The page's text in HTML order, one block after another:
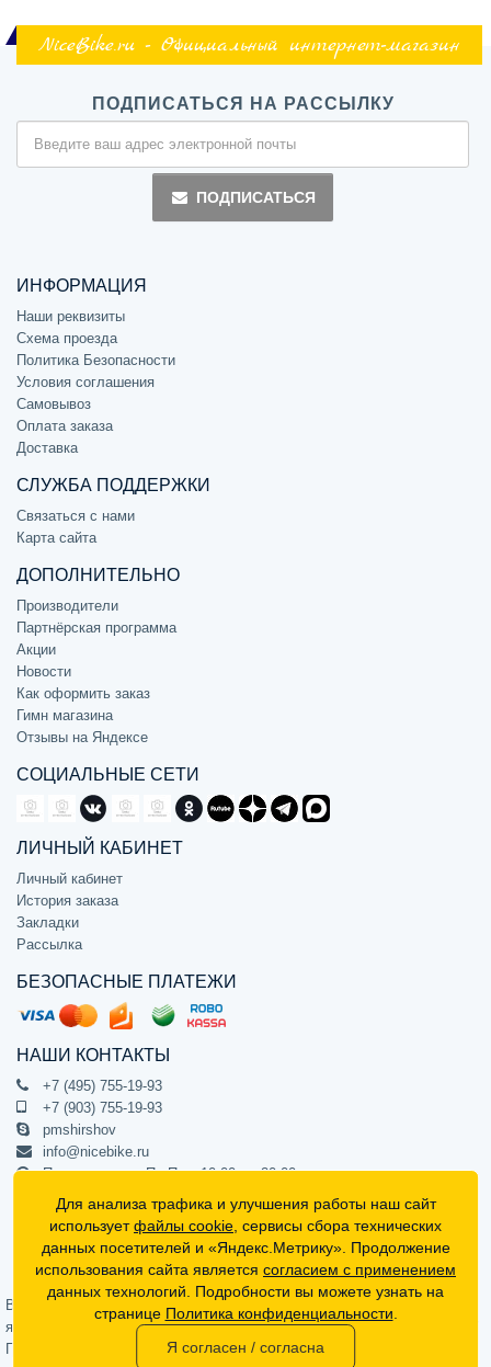
NiceBike.ru - Официальный интернет-магазин
ПОДПИСАТЬСЯ НА РАССЫЛКУ
ПОДПИСАТЬСЯ
ИНФОРМАЦИЯ
Наши реквизиты
Схема проезда
Политика Безопасности
Условия соглашения
Самовывоз
Оплата заказа
Доставка
СЛУЖБА ПОДДЕРЖКИ
Связаться с нами
Карта сайта
ДОПОЛНИТЕЛЬНО
Производители
Партнёрская программа
Акции
Новости
Как оформить заказ
Гимн магазина
Отзывы на Яндексе
СОЦИАЛЬНЫЕ СЕТИ
ЛИЧНЫЙ КАБИНЕТ
Личный кабинет
История заказа
Закладки
Рассылка
БЕЗОПАСНЫЕ ПЛАТЕЖИ
НАШИ КОНТАКТЫ
+7 (495) 755-19-93
+7 (903) 755-19-93
pmshirshov
info@nicebike.ru
Прием звонков Пн-Пт с 10:00 до 20:00
ПВЗ Пн-Пт с 10:00 до 20:00
г. Москва, ул. Барклая 13с1
подъезд 1, цокольный этаж, офис 1
Официальный интернет-магазин NiceBike © 2012 - 2026
Вся информация на сайте носит ознакомительный характер, не
является публичной офертой (определяемой положениями Статьи 437
Гражданского кодекса РФ) и не может в полной мере передавать
Для анализа трафика и улучшения работы наш сайт
используетфайлы cookie , сервисы сбора технических
данных посетителей и «Яндекс.Метрику». Продолжение
использования сайта является согласием с применением
данных технологий. Подробности вы можете узнать на
странице Политика конфиденциальности
Я согласен / согласна